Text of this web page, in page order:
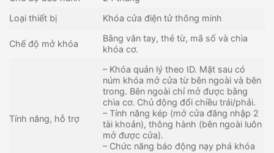
Loại thiết bị
Khóa cửa điện tử thông minh
Chế độ mở khóa
Bằng vân tay, thẻ từ, mã số và chìa
khóa cơ.
Tính năng, hỗ trợ
– Khóa quản lý theo ID. Mặt sau có
núm khóa mở cửa từ bên ngoài và bên
trong. Bên ngoài chỉ mở được bằng
chìa cơ. Chủ động đổi chiều trái/phải.
– Tính năng kép (mở cửa đăng nhập 2
tài khoản), thông hành (bên ngoài luôn
mở được cửa).
– Chức năng báo động nạy phá khóa